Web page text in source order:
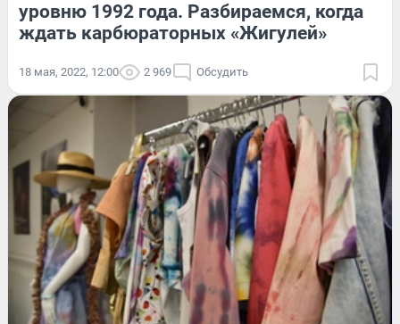
уровню 1992 года. Разбираемся, когда
ждать карбюраторных «Жигулей»
18 мая, 2022, 12:00 2 969 Обсудить